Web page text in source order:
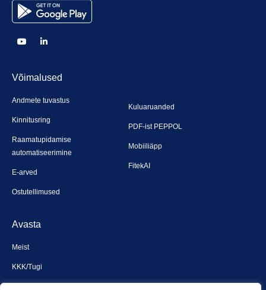
Võimalused
Andmete tuvastus
Kinnitusring
Raamatupidamise
automatiseerimine
E-arved
Ostutellimused
Kuluaruanded
PDF-ist PEPPOL
Mobiiliäpp
FitekAI
Avasta
Meist
KKK/Tugi